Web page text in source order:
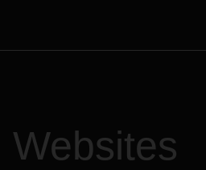
Websites